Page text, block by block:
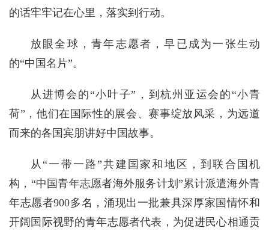
的话牢牢记在心里，落实到行动。
放眼全球，青年志愿者，早已成为一张生动
的“中国名片”。
从进博会的“小叶子”，到杭州亚运会的“小青
荷”，他们在国际性的展会、赛事绽放风采，为远道
而来的各国宾朋讲好中国故事。
从“一带一路”共建国家和地区，到联合国机
构，“中国青年志愿者海外服务计划”累计派遣海外青
年志愿者900多名，涌现出一批兼具深厚家国情怀和
开阔国际视野的青年志愿者代表，为促进民心相通贡